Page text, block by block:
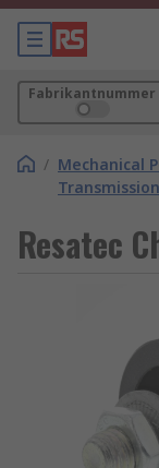
Fabrikantnummer
/ Mechanical
Transmission
Resatec